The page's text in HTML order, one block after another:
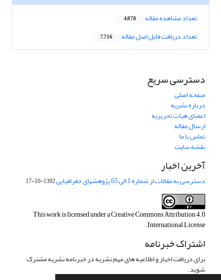
تعداد مشاهده مقاله 4,878
تعداد دریافت فایل اصل مقاله 7,716
دسترسی سریع
صفحه اصلی
درباره نشریه
اعضای هیات تحریریه
ارسال مقاله
تماس با ما
نقشه سایت
آخرین اخبار
دسترسی به مقالات از شماره 1 الی 65 پژوهشهای جغرافیایی 1392-10-17
This work is licensed under aCreative Commons Attribution 4.0
International License
.
اشتراک خبرنامه
برای دریافت اخبار و اطلاعیه های مهم نشریه در خبرنامه نشریه مشترک
شوید.